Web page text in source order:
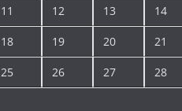
11 12 13 14
18 19 20 21
25 26 27 28